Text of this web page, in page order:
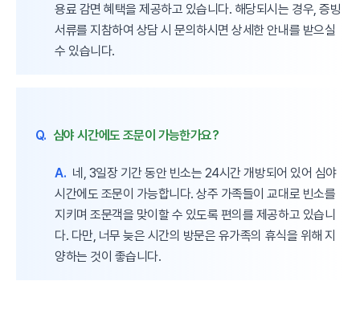
용료 감면 혜택을 제공하고 있습니다. 해당되시는 경우, 증빙
서류를 지참하여 상담 시 문의하시면 상세한 안내를 받으실
수 있습니다.
Q. 심야 시간에도 조문이 가능한가요?
A. 네, 3일장 기간 동안 빈소는 24시간 개방되어 있어 심야
시간에도 조문이 가능합니다. 상주 가족들이 교대로 빈소를
지키며 조문객을 맞이할 수 있도록 편의를 제공하고 있습니
다. 다만, 너무 늦은 시간의 방문은 유가족의 휴식을 위해 지
양하는 것이 좋습니다.